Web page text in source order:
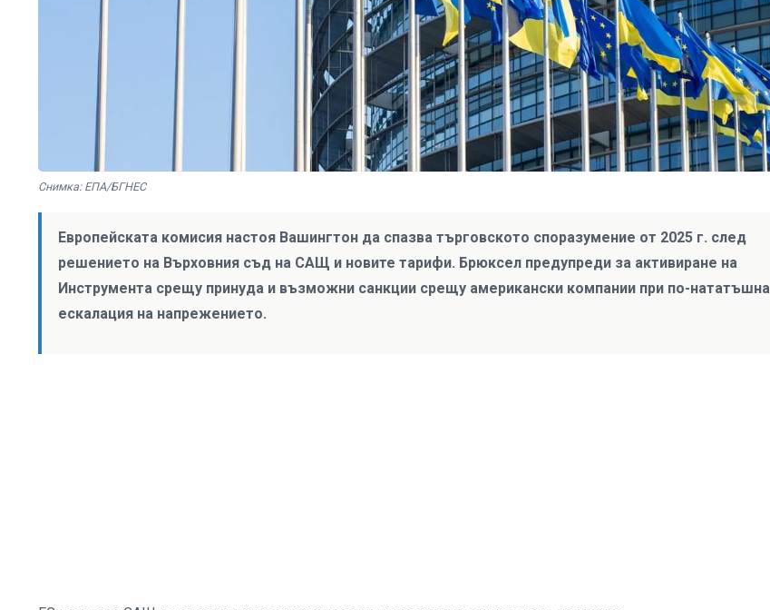
Снимка: ЕПА/БГНЕС
Европейската комисия настоя Вашингтон да спазва търговското споразумение от 2025 г. след
решението на Върховния съд на САЩ и новите тарифи. Брюксел предупреди за активиране на
Инструмента срещу принуда и възможни санкции срещу американски компании при по-нататъшна
ескалация на напрежението.